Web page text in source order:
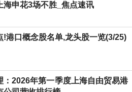
海申花3场不胜_焦点速讯
!港口概念股名单,龙头股一览(3/25)
：2026年第一季度上海自由贸易港